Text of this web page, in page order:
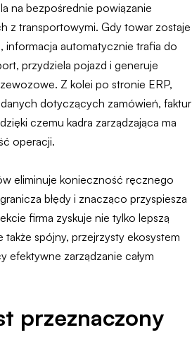
na bezpośrednie powiązanie
z transportowymi. Gdy towar zostaje
informacja automatycznie trafia do
przydziela pojazd i generuje
Z kolei po stronie ERP,
dotyczących zamówień, faktur
czemu kadra zarządzająca ma
operacji.
eliminuje konieczność ręcznego
błędy i znacząco przyspiesza
firma zyskuje nie tylko lepszą
także spójny, przejrzysty ekosystem
efektywne zarządzanie całym
przeznaczony